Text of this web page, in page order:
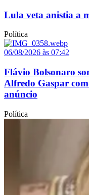
Lula veta anistia a
Política
06/08/2026 às 07:42
Flávio Bolsonaro
Alfredo Gaspar
anúncio
Política